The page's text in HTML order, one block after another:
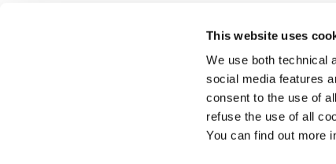
This website uses
We use both technical
social media features
consent to the use of
refuse the use of all
You can find out more
Wir empfehlen Ihnen, unsere Datenschutzrichtlinie